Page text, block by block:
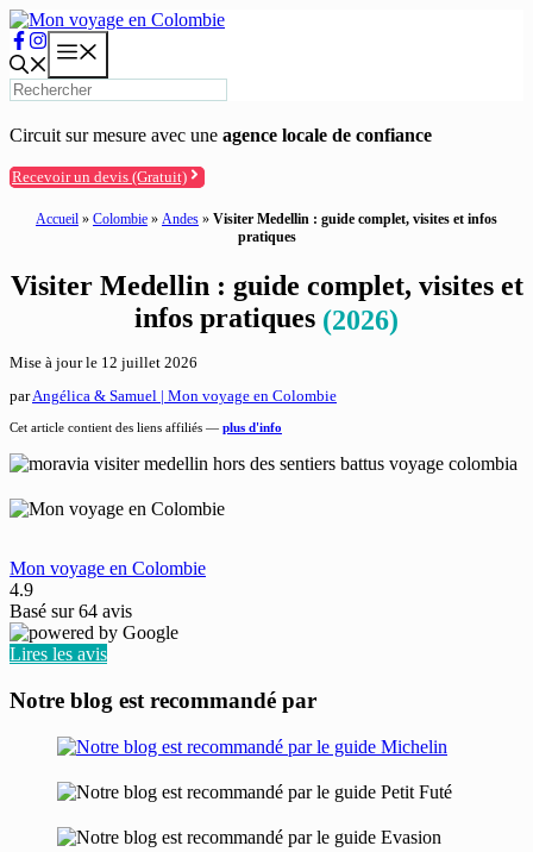
Aller
au
contenu
Circuit sur mesure avec une agence locale de confiance
Recevoir un devis (Gratuit)
Accueil » Colombie » Andes » Visiter Medellin : guide complet, visites et infos
pratiques
Visiter Medellin : guide complet, visites et
infos pratiques (2026)
Mise à jour le 12 juillet 2026
parAngélica & Samuel | Mon voyage en Colombie
Cet article contient des liens affiliés — plus d'info
Mon voyage en Colombie
4.9
Basé sur64 avis
Lires les avis
Notre blog est recommandé par